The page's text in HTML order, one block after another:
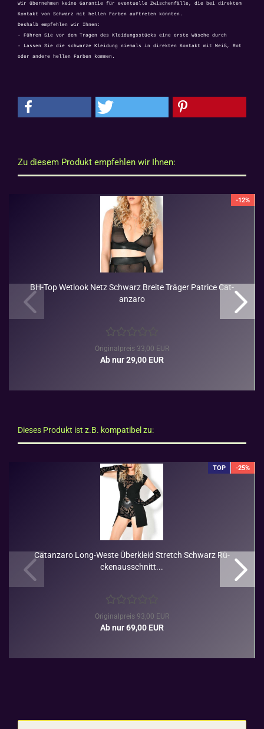
Wir übernehmen keine Garantie für eventuelle Zwischenfälle, die bei direktem
Kontakt von Schwarz mit hellen Farben auftreten könnten.
Deshalb empfehlen wir Ihnen:
- Führen Sie vor dem Tragen des Kleidungsstücks eine erste Wäsche durch
- Lassen Sie die schwarze Kleidung niemals in direkten Kontakt mit Weiß, Rot
oder andere hellen Farben kommen.
Zu diesem Produkt empfehlen wir Ihnen:
-12%
BH-​Top Wet­look Netz Schwarz Brei­te Trä­ger Pa­tri­ce Ca­t­
an­za­ro
Originalpreis 33,00 EUR
Ab nur 29,00 EUR
Dieses Produkt ist z.B. kompatibel zu:
TOP -25%
Ca­t­an­za­ro Long-​Weste Über­kleid Stretch Schwarz Rü­
cken­aus­schnitt...
Originalpreis 93,00 EUR
Ab nur 69,00 EUR